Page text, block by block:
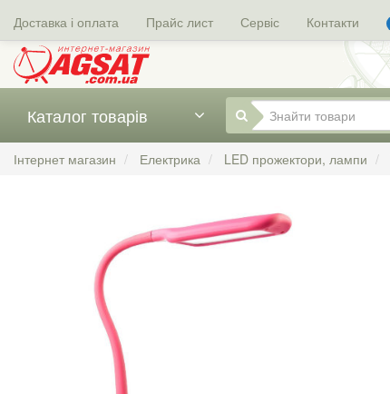
Доставка і оплата Прайс лист Сервіс Контакти
Каталог товарів
Інтернет магазин Електрика LED прожектори, лампи